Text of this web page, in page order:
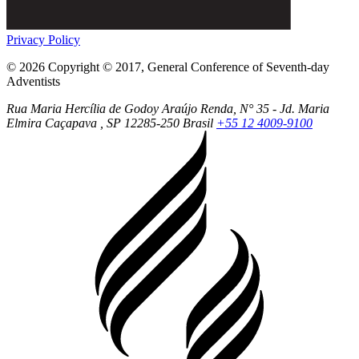
Privacy Policy
© 2026 Copyright © 2017, General Conference of Seventh-day
Adventists
Rua Maria Hercília de Godoy Araújo Renda, N° 35 - Jd. Maria
Elmira Caçapava , SP 12285-250 Brasil +55 12 4009-9100